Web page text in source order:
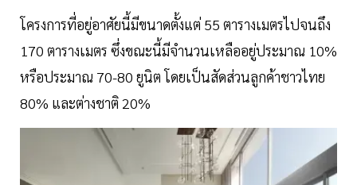
โครงการที่อยู่อาศัยนี้มีขนาดตั้งแต่ 55 ตารางเมตรไปจนถึง
170 ตารางเมตร ซึ่งขณะนี้มีจำนวนเหลืออยู่ประมาณ 10%
หรือประมาณ 70-80 ยูนิต โดยเป็นสัดส่วนลูกค้าชาวไทย
80% และต่างชาติ 20%